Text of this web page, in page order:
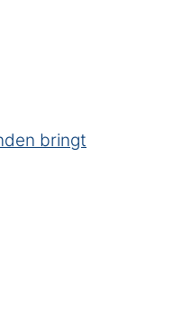
bringt